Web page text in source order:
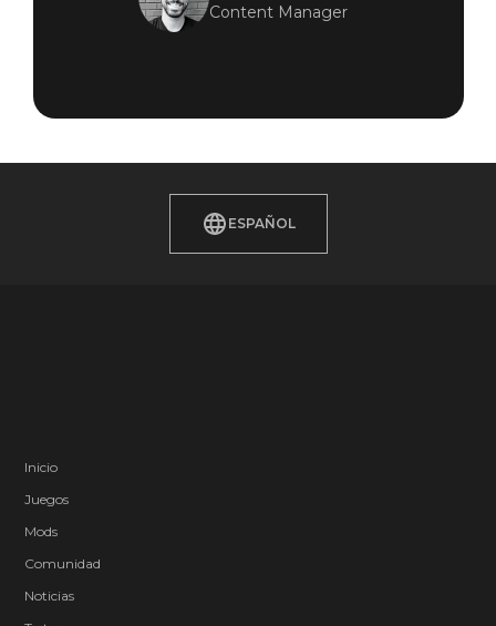
Content Manager
ESPAÑOL
Inicio
Juegos
Mods
Comunidad
Noticias